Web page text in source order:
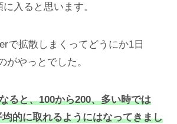
入ると思います。
で拡散しまくってどうにか1日
がやっとでした。
ると、100から200、多い時では
的に取れるようにはなってきまし